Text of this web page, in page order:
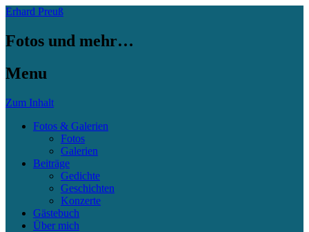
Erhard Preuß
Fotos und mehr…
Menu
Zum Inhalt
Fotos & Galerien
Fotos
Galerien
Beiträge
Gedichte
Geschichten
Konzerte
Gästebuch
Über mich